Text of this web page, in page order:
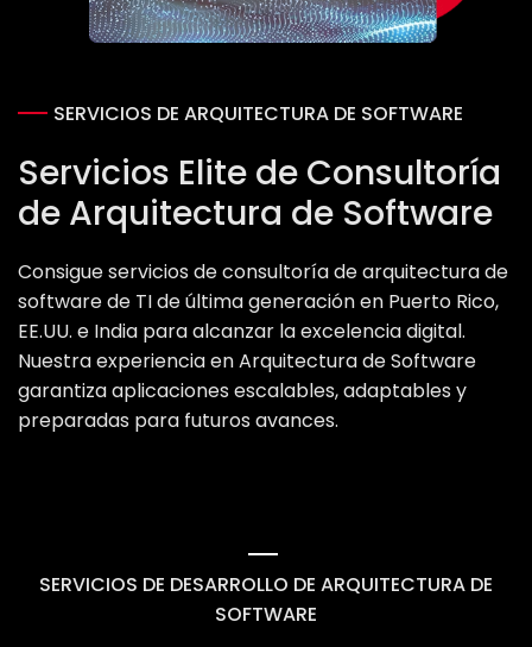
SERVICIOS DE ARQUITECTURA DE SOFTWARE
Servicios Elite de Consultoría
de Arquitectura de Software
Consigue servicios de consultoría de arquitectura de
software de TI de última generación en Puerto Rico,
EE.UU. e India para alcanzar la excelencia digital.
Nuestra experiencia en Arquitectura de Software
garantiza aplicaciones escalables, adaptables y
preparadas para futuros avances.
SERVICIOS DE DESARROLLO DE ARQUITECTURA DE
SOFTWARE